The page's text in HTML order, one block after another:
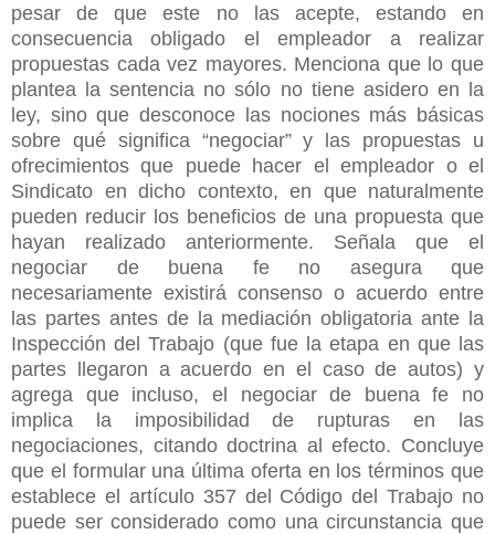
pesar de que este no las acepte, estando en
consecuencia obligado el empleador a realizar
propuestas cada vez mayores. Menciona que lo que
plantea la sentencia no sólo no tiene asidero en la
ley, sino que desconoce las nociones más básicas
sobre qué significa “negociar” y las propuestas u
ofrecimientos que puede hacer el empleador o el
Sindicato en dicho contexto, en que naturalmente
pueden reducir los beneficios de una propuesta que
hayan realizado anteriormente. Señala que el
negociar de buena fe no asegura que
necesariamente existirá consenso o acuerdo entre
las partes antes de la mediación obligatoria ante la
Inspección del Trabajo (que fue la etapa en que las
partes llegaron a acuerdo en el caso de autos) y
agrega que incluso, el negociar de buena fe no
implica la imposibilidad de rupturas en las
negociaciones, citando doctrina al efecto. Concluye
que el formular una última oferta en los términos que
establece el artículo 357 del Código del Trabajo no
puede ser considerado como una circunstancia que